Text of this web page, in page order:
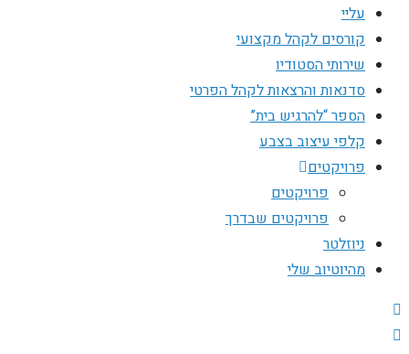
עליי
קורסים לקהל מקצועי
שירותי הסטודיו
סדנאות והרצאות לקהל הפרטי
הספר “להרגיש בית”
קלפי עיצוב בצבע
פרויקטים
פרויקטים
פרויקטים שבדרך
ניוזלטר
מהיוטיוב שלי